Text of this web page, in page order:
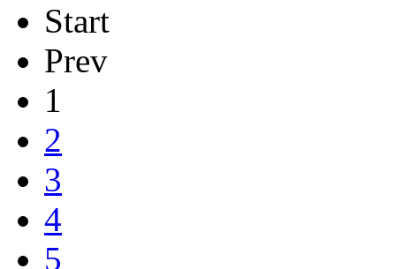
Start
Prev
1
2
3
4
5